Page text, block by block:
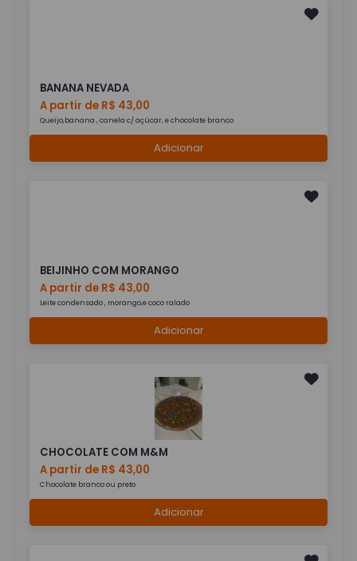
BANANA NEVADA
A partir de R$ 43,00
Queijo,banana , canela c/ açúcar, e chocolate branco
Adicionar
BEIJINHO COM MORANGO
A partir de R$ 43,00
Leite condensado , morango,e coco ralado
Adicionar
CHOCOLATE COM M&M
A partir de R$ 43,00
Chocolate branco ou preto
Adicionar